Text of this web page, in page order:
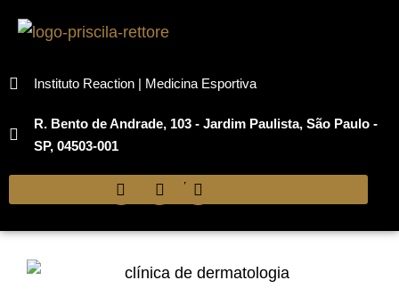
Instituto Reaction | Medicina Esportiva
R. Bento de Andrade, 103 - Jardim Paulista, São Paulo -
SP, 04503-001